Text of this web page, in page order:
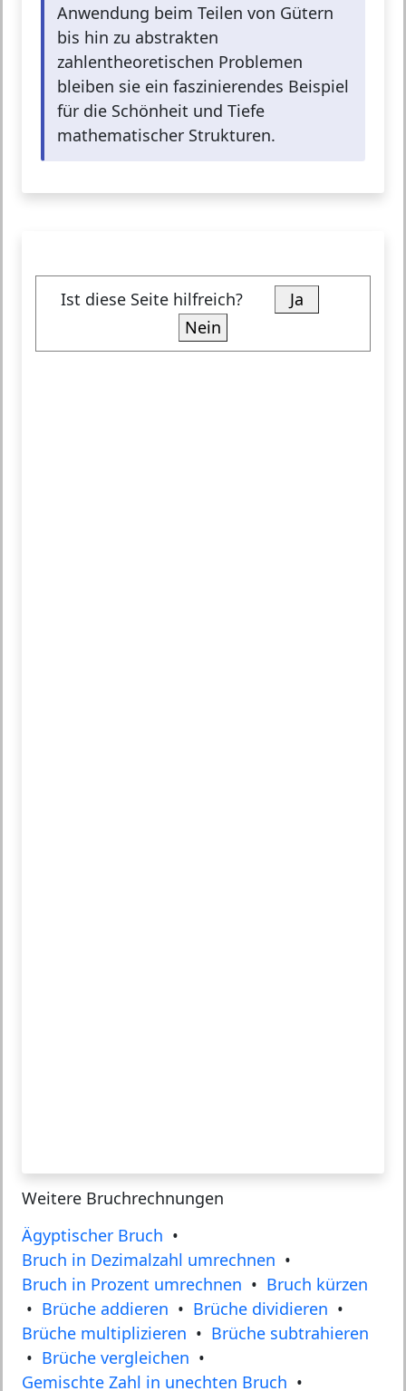
Anwendung beim Teilen von Gütern
bis hin zu abstrakten
zahlentheoretischen Problemen
bleiben sie ein faszinierendes Beispiel
für die Schönheit und Tiefe
mathematischer Strukturen.
Ist diese Seite hilfreich?
Ja
Nein
Weitere Bruchrechnungen
Ägyptischer Bruch •
Bruch in Dezimalzahl umrechnen •
Bruch in Prozent umrechnen • Bruch kürzen
• Brüche addieren • Brüche dividieren •
Brüche multiplizieren • Brüche subtrahieren
• Brüche vergleichen •
Gemischte Zahl in unechten Bruch •